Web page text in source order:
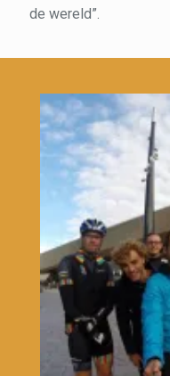
de wereld”.